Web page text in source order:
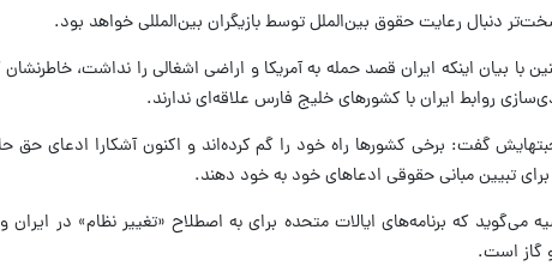
دنبال رعایت حقوق بین‌الملل توسط بازیگران بین‌المللی خواهد بود.
با بیان اینکه ایران قصد حمله به آمریکا و اراضی اشغالی را نداشت،
روابط ایران با کشورهای خلیج فارس علاقه‌ای ندارند.
گفت: برخی کشورها راه خود را گم کرده‌اند و اکنون آشکارا ادعای
برای تبیین مبانی حقوقی ادعاهای خود به خود دهند.
می‌گوید که برنامه‌های ایالات متحده برای به اصطلاح «تغییر نظام» در
گاز است.